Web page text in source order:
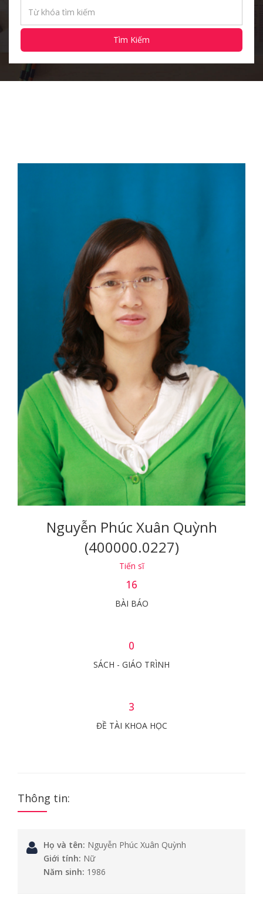
Tìm Kiếm
Nguyễn Phúc Xuân Quỳnh
(400000.0227)
Tiến sĩ
16
BÀI BÁO
0
SÁCH - GIÁO TRÌNH
3
ĐỀ TÀI KHOA HỌC
Thông tin:
Họ và tên: Nguyễn Phúc Xuân Quỳnh
Giới tính: Nữ
Năm sinh: 1986